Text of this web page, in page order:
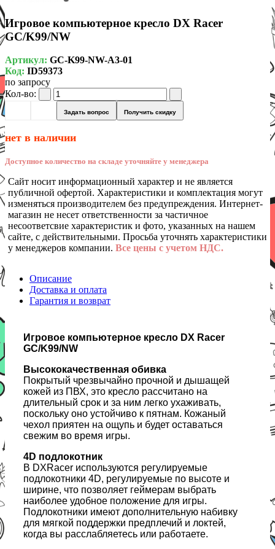
Игровое компьютерное кресло DX Racer
GC/K99/NW
Артикул: GC-K99-NW-A3-01
Код: ID59373
по запросу
Кол-во:
Задать вопрос Получить скидку
нет в наличии
Доступное количество на складе уточняйте у менеджера
Сайт носит информационный характер и не является
публичной офертой. Характеристики и комплектация могут
изменяться производителем без предупреждения. Интернет-
магазин не несет ответственности за частичное
несоответсвие характеристик и фото, указанных на нашем
сайте, с действительными. Просьба уточнять характеристики
у менеджеров компании. Все цены с учетом НДС.
Описание
Доставка и оплата
Гарантия и возврат
Игровое компьютерное кресло DX Racer
GC/K99/NW
Высококачественная обивка
Покрытый чрезвычайно прочной и дышащей
кожей из ПВХ, это кресло рассчитано на
длительный срок и за ним легко ухаживать,
поскольку оно устойчиво к пятнам. Кожаный
чехол приятен на ощупь и будет оставаться
свежим во время игры.
4D подлокотник
В DXRacer используются регулируемые
подлокотники 4D, регулируемые по высоте и
ширине, что позволяет геймерам выбрать
наиболее удобное положение для игры.
Подлокотники имеют дополнительную набивку
для мягкой поддержки предплечий и локтей,
когда вы расслабляетесь или работаете.